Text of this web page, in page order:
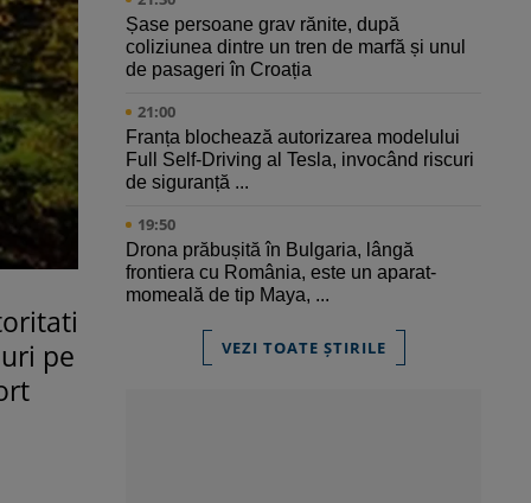
pe
Șase persoane grav rănite, după
coliziunea dintre un tren de marfă și unul
de pasageri în Croația
21:00
Franța blochează autorizarea modelului
Full Self-Driving al Tesla, invocând riscuri
de siguranță ...
19:50
Drona prăbușită în Bulgaria, lângă
frontiera cu România, este un aparat-
momeală de tip Maya, ...
VEZI TOATE ȘTIRILE